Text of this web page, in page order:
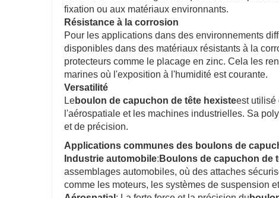
fixation ou aux matériaux environnants.
Résistance à la corrosion
Pour les applications dans des environnements
disponibles dans des matériaux résistants à la
protecteurs comme le placage en zinc. Cela les
marines où l'exposition à l'humidité est courante.
Versatilité
Leboulon de capuchon de tête hexisteest utilisé
l'aérospatiale et les machines industrielles. Sa
et de précision.
Applications communes des boulons de
Industrie automobile: Boulons de capuchon de
assemblages automobiles, où des attaches
comme les moteurs, les systèmes de suspension